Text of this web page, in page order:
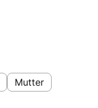
Mutter